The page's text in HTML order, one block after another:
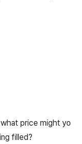
price might yo
filled?